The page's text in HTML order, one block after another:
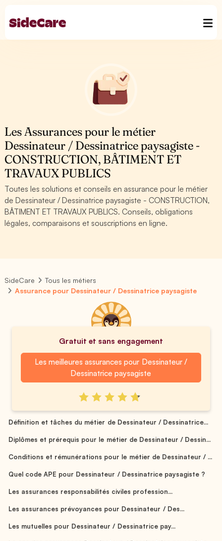
Les Assurances pour le métier
Dessinateur / Dessinatrice paysagiste -
CONSTRUCTION, BÂTIMENT ET
TRAVAUX PUBLICS
Toutes les solutions et conseils en assurance pour le métier
de Dessinateur / Dessinatrice paysagiste - CONSTRUCTION,
BÂTIMENT ET TRAVAUX PUBLICS. Conseils, obligations
légales, comparaisons et souscriptions en ligne.
SideCare
Tous les métiers
Assurance pour Dessinateur / Dessinatrice paysagiste
Gratuit et sans engagement
Les meilleures assurances pour Dessinateur /
Dessinatrice paysagiste
Définition et tâches du métier de Dessinateur / Dessinatrice...
Diplômes et prérequis pour le métier de Dessinateur / Dessin...
Conditions et rémunérations pour le métier de Dessinateur / ...
Quel code APE pour Dessinateur / Dessinatrice paysagiste ?
Les assurances responsabilités civiles profession...
Les assurances prévoyances pour Dessinateur / Des...
Les mutuelles pour Dessinateur / Dessinatrice pay...